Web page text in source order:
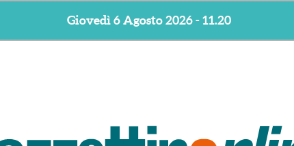
Giovedì 6 Agosto 2026 - 11.20